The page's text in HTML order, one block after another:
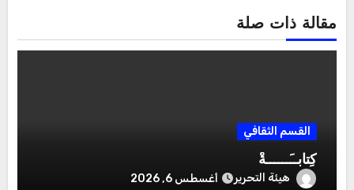
مقالة ذات صلة
القسم الثقافي
كِتابــَــــــةْ
هيئة التحرير أغسطس 6, 2026